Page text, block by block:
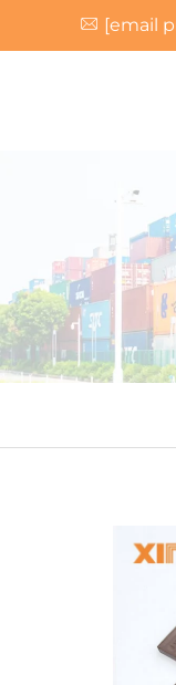
[email